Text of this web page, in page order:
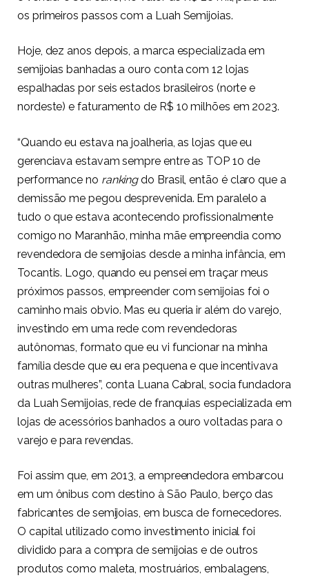
os primeiros passos com a Luah Semijoias.
Hoje, dez anos depois, a marca especializada em
semijoias banhadas a ouro conta com 12 lojas
espalhadas por seis estados brasileiros (norte e
nordeste) e faturamento de R$ 10 milhões em 2023.
“Quando eu estava na joalheria, as lojas que eu
gerenciava estavam sempre entre as TOP 10 de
performance no rankingdo Brasil, então é claro que a
demissão me pegou desprevenida. Em paralelo a
tudo o que estava acontecendo profissionalmente
comigo no Maranhão, minha mãe empreendia como
revendedora de semijoias desde a minha infância, em
Tocantis. Logo, quando eu pensei em traçar meus
próximos passos, empreender com semijoias foi o
caminho mais obvio. Mas eu queria ir além do varejo,
investindo em uma rede com revendedoras
autônomas, formato que eu vi funcionar na minha
família desde que eu era pequena e que incentivava
outras mulheres”, conta Luana Cabral, socia fundadora
da Luah Semijoias, rede de franquias especializada em
lojas de acessórios banhados a ouro voltadas para o
varejo e para revendas.
Foi assim que, em 2013, a empreendedora embarcou
em um ônibus com destino à São Paulo, berço das
fabricantes de semijoias, em busca de fornecedores.
O capital utilizado como investimento inicial foi
dividido para a compra de semijoias e de outros
produtos como maleta, mostruários, embalagens,